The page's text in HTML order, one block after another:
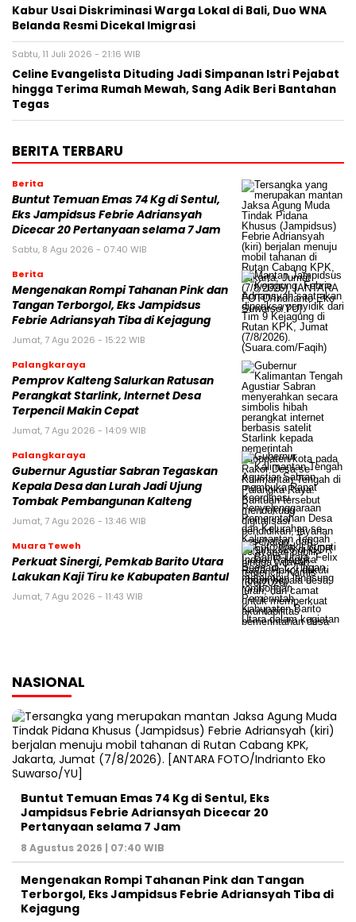
Kabur Usai Diskriminasi Warga Lokal di Bali, Duo WNA
Belanda Resmi Dicekal Imigrasi
Sabtu, 11 Juli 2026 - 21:16 WIB
Celine Evangelista Dituding Jadi Simpanan Istri Pejabat
hingga Terima Rumah Mewah, Sang Adik Beri Bantahan
Tegas
BERITA TERBARU
Berita
Buntut Temuan Emas 74 Kg di Sentul,
Eks Jampidsus Febrie Adriansyah
Dicecar 20 Pertanyaan selama 7 Jam
Sabtu, 8 Agu 2026 - 07:40 WIB
Berita
Mengenakan Rompi Tahanan Pink dan
Tangan Terborgol, Eks Jampidsus
Febrie Adriansyah Tiba di Kejagung
Jumat, 7 Agu 2026 - 15:22 WIB
Palangkaraya
Pemprov Kalteng Salurkan Ratusan
Perangkat Starlink, Internet Desa
Terpencil Makin Cepat
Jumat, 7 Agu 2026 - 14:09 WIB
Palangkaraya
Gubernur Agustiar Sabran Tegaskan
Kepala Desa dan Lurah Jadi Ujung
Tombak Pembangunan Kalteng
Jumat, 7 Agu 2026 - 13:46 WIB
Muara Teweh
Perkuat Sinergi, Pemkab Barito Utara
Lakukan Kaji Tiru ke Kabupaten Bantul
Jumat, 7 Agu 2026 - 11:43 WIB
NASIONAL
Buntut Temuan Emas 74 Kg di Sentul, Eks
Jampidsus Febrie Adriansyah Dicecar 20
Pertanyaan selama 7 Jam
8 Agustus 2026 | 07:40 WIB
Mengenakan Rompi Tahanan Pink dan Tangan
Terborgol, Eks Jampidsus Febrie Adriansyah Tiba di
Kejagung